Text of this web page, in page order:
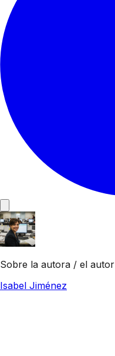
Sobre la autora / el autor
Isabel Jiménez